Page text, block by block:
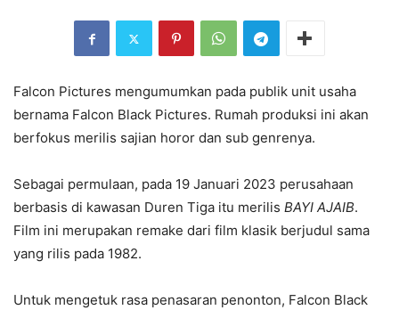
Falcon Pictures mengumumkan pada publik unit usaha
bernama Falcon Black Pictures. Rumah produksi ini akan
berfokus merilis sajian horor dan sub genrenya.
Sebagai permulaan, pada 19 Januari 2023 perusahaan
berbasis di kawasan Duren Tiga itu merilis BAYI AJAIB.
Film ini merupakan remake dari film klasik berjudul sama
yang rilis pada 1982.
Untuk mengetuk rasa penasaran penonton, Falcon Black